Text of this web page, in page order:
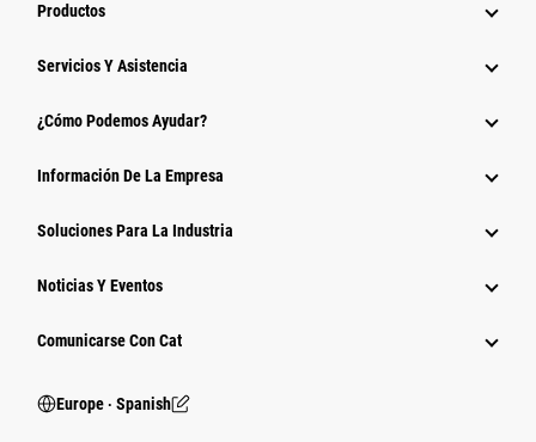
Productos
Servicios Y Asistencia
¿Cómo Podemos Ayudar?
Información De La Empresa
Soluciones Para La Industria
Noticias Y Eventos
Comunicarse Con Cat
Europe ‧ Spanish